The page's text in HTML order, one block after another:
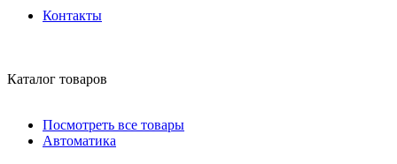
Контакты
Каталог товаров
Посмотреть все товары
Автоматика